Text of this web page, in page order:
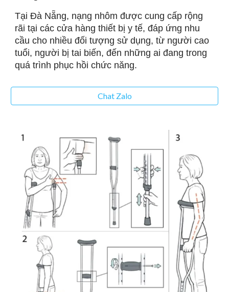
Tại Đà Nẵng, nạng nhôm được cung cấp rộng
rãi tại các cửa hàng thiết bị y tế, đáp ứng nhu
cầu cho nhiều đối tượng sử dụng, từ người cao
tuổi, người bị tai biến, đến những ai đang trong
quá trình phục hồi chức năng.
Chat Zalo